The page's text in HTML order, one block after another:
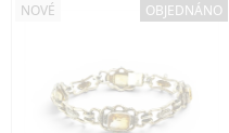
NOVÉ OBJEDNÁNO